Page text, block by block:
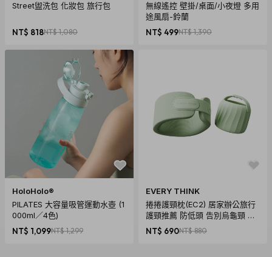
Street盥洗包 化妝包 旅行包
NT$ 818NT$ 1,080
無線遙控 壁掛/桌面/小夜燈 多用
途風扇-鈴蘭
NT$ 499NT$ 1,390
HoloHolo®
PILATES 大容量吸管運動水壺 (1
000ml／4色)
NT$ 1,099NT$ 1,299
EVERY THINK
捲捲護頸枕(EC2) 居家辦公旅行
護頸推薦 防低頭 告別烏龜頸 頸
椎養護 多色可選
NT$ 690NT$ 880